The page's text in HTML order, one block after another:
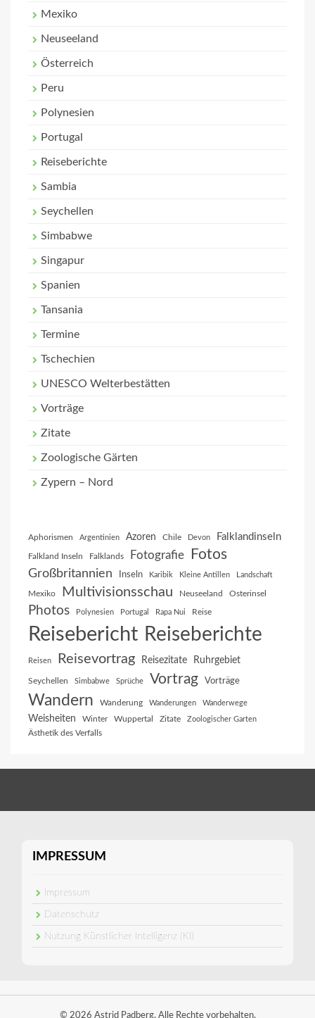
Mexiko
Neuseeland
Österreich
Peru
Polynesien
Portugal
Reiseberichte
Sambia
Seychellen
Simbabwe
Singapur
Spanien
Tansania
Termine
Tschechien
UNESCO Welterbestätten
Vorträge
Zitate
Zoologische Gärten
Zypern – Nord
Aphorismen Argentinien Azoren Chile Devon Falklandinseln
Falkland Inseln Falklands Fotografie Fotos
Großbritannien Inseln Karibik Kleine Antillen Landschaft
Mexiko Multivisionsschau Neuseeland Osterinsel
Photos Polynesien Portugal Rapa Nui Reise
Reisebericht Reiseberichte
Reisen Reisevortrag Reisezitate Ruhrgebiet
Seychellen Simbabwe Sprüche Vortrag Vorträge
Wandern Wanderung Wanderungen Wanderwege
Weisheiten Winter Wuppertal Zitate Zoologischer Garten
Ästhetik des Verfalls
IMPRESSUM
Impressum
Datenschutz
Nutzung Künstlicher Intelligenz (KI)
© 2026 Astrid Padberg. Alle Rechte vorbehalten.